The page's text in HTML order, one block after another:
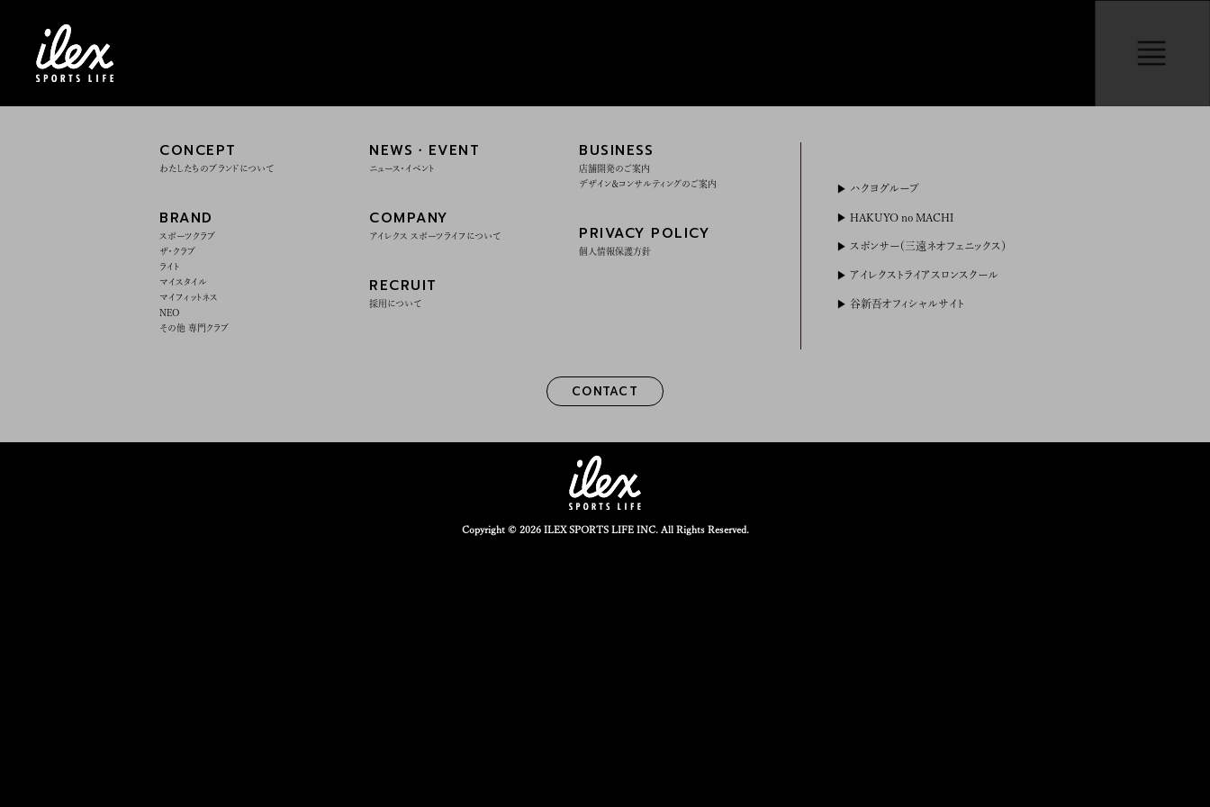
CONCEPT
わたしたちのブランドについて
BRAND
スポーツクラブ
ザ・クラブ
ライト
マイスタイル
マイフィットネス
NEO
その他 専門クラブ
NEWS・EVENT
ニュース・イベント
COMPANY
アイレクス スポーツライフについて
RECRUIT
採用について
BUSINESS
店舗開発のご案内
デザイン＆コンサルティングのご案内
PRIVACY POLICY
個人情報保護方針
CONTACT
ハクヨグループ
HAKUYO no MACHI
スポンサー（三遠ネオフェニックス）
アイレクス トライアスロンスクール
谷新吾オフィシャルサイト
Copyright © 2026 ILEX SPORTS LIFE INC. All Rights Reserved.